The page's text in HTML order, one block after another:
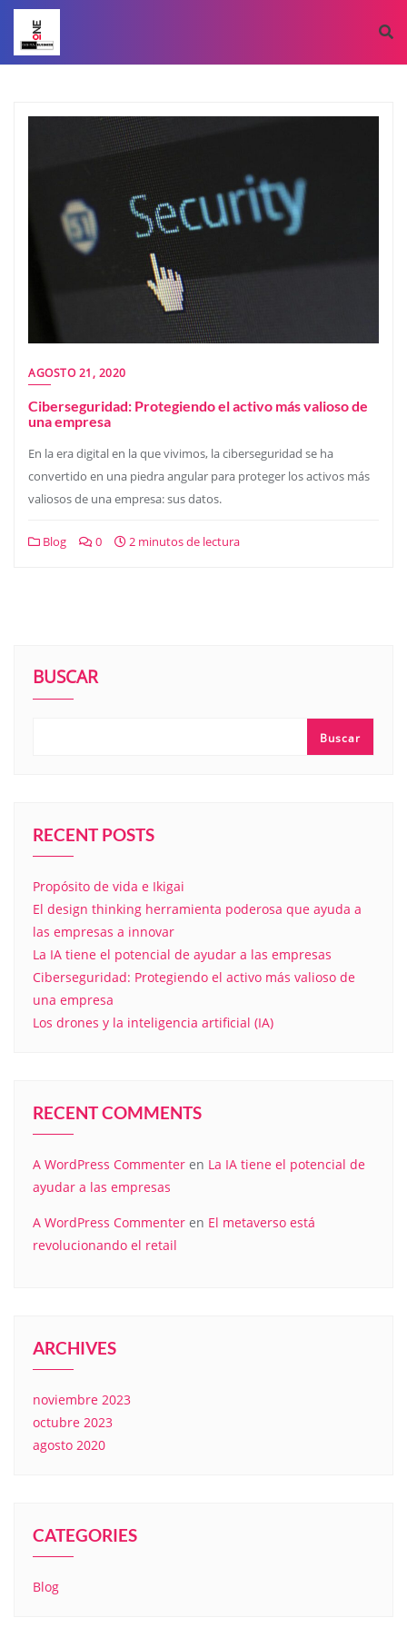
AGOSTO 21, 2020
Ciberseguridad: Protegiendo el activo más valioso de
una empresa
En la era digital en la que vivimos, la ciberseguridad se ha
convertido en una piedra angular para proteger los activos más
valiosos de una empresa: sus datos.
Blog 0 2 minutos de lectura
BUSCAR
Buscar
RECENT POSTS
Propósito de vida e Ikigai
El design thinking herramienta poderosa que ayuda a
las empresas a innovar
La IA tiene el potencial de ayudar a las empresas
Ciberseguridad: Protegiendo el activo más valioso de
una empresa
Los drones y la inteligencia artificial (IA)
RECENT COMMENTS
A WordPress Commenter en La IA tiene el potencial de
ayudar a las empresas
A WordPress Commenter en El metaverso está
revolucionando el retail
ARCHIVES
noviembre 2023
octubre 2023
agosto 2020
CATEGORIES
Blog